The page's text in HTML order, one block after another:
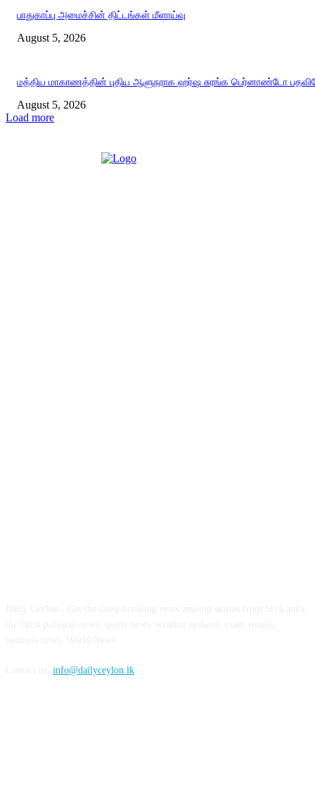
பாதுகாப்பு அமைச்சின் திட்டங்கள் மீளாய்வு
August 5, 2026
மத்திய மாகாணத்தின் புதிய ஆளுநராக ஹர்ஷ சுரங்க பெர்னாண்டோ
August 5, 2026
Load more
info@dailyceylon.lk